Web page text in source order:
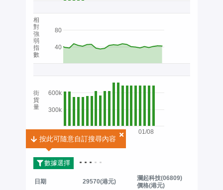
01/08
40
80
300k
600k
2026
相
對
強
弱
指
數
街
貨
量
數據選擇
按此可隨意自訂搜尋內容
按此可隨意自訂搜尋內容
日期 29570(港元)
瀾起科技(06809)
價格(港元)